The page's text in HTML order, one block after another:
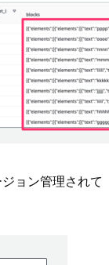
ョン管理されて